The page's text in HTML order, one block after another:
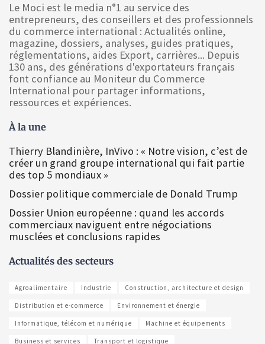
Le Moci est le media n°1 au service des
entrepreneurs, des conseillers et des professionnels
du commerce international : Actualités online,
magazine, dossiers, analyses, guides pratiques,
réglementations, aides Export, carrières... Depuis
130 ans, des générations d'exportateurs français
font confiance au Moniteur du Commerce
International pour partager informations,
ressources et expériences.
À la une
Thierry Blandinière, InVivo : « Notre vision, c’est de
créer un grand groupe international qui fait partie
des top 5 mondiaux »
Dossier politique commerciale de Donald Trump
Dossier Union européenne : quand les accords
commerciaux naviguent entre négociations
musclées et conclusions rapides
Actualités des secteurs
Agroalimentaire Industrie Construction, architecture et design
Distribution et e-commerce Environnement et énergie
Informatique, télécom et numérique Machine et équipements
Business et services Transport et logistique